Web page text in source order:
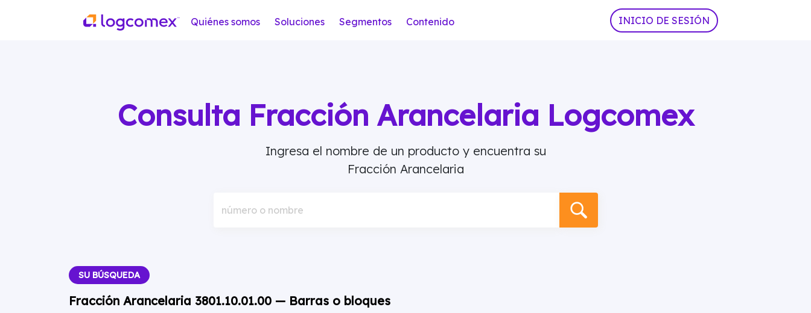
Quiénes somos Soluciones Segmentos Contenido INICIO DE SESIÓN
Consulta Fracción Arancelaria Logcomex
Ingresa el nombre de un producto y encuentra su
Fracción Arancelaria
número o nombre
SU BÚSQUEDA
Fracción Arancelaria 3801.10.01.00 — Barras o bloques